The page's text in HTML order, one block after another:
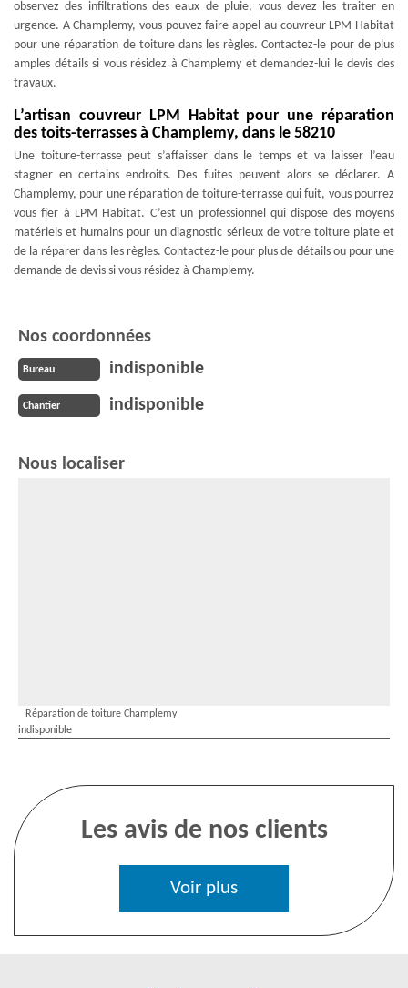
observez des infiltrations des eaux de pluie, vous devez les traiter en
urgence. A Champlemy, vous pouvez faire appel au couvreur LPM Habitat
pour une réparation de toiture dans les règles. Contactez-le pour de plus
amples détails si vous résidez à Champlemy et demandez-lui le devis des
travaux.
L’artisan couvreur LPM Habitat pour une réparation
des toits-terrasses à Champlemy, dans le 58210
Une toiture-terrasse peut s’affaisser dans le temps et va laisser l’eau
stagner en certains endroits. Des fuites peuvent alors se déclarer. A
Champlemy, pour une réparation de toiture-terrasse qui fuit, vous pourrez
vous fier à LPM Habitat. C’est un professionnel qui dispose des moyens
matériels et humains pour un diagnostic sérieux de votre toiture plate et
de la réparer dans les règles. Contactez-le pour plus de détails ou pour une
demande de devis si vous résidez à Champlemy.
Nos coordonnées
Bureau indisponible
Chantier indisponible
Nous localiser
Réparation de toiture Champlemy
indisponible
Les avis de nos clients
Voir plus